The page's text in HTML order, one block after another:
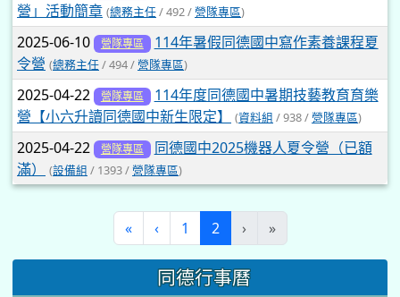
營」活動簡章 (總務主任/ 492 /營隊專區)
2025-06-10 營隊專區
114年暑假同德國中寫作素養課程夏
令營 (總務主任/ 494 /營隊專區)
2025-04-22 營隊專區
114年度同德國中暑期技藝教育育樂
營【小六升讀同德國中新生限定】
(資料組 / 938 /營隊專區)
2025-04-22 營隊專區
同德國中2025機器人夏令營（已額
滿）
(設備組 / 1393 /營隊專區)
« ‹ 1 2(current)
› »
同德行事曆